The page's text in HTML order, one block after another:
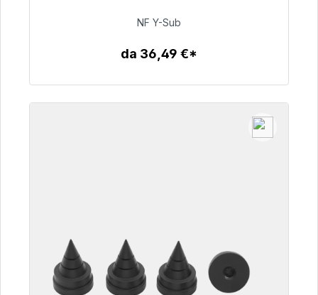
50,99 €
NF Y-Sub
da 36,49 €*